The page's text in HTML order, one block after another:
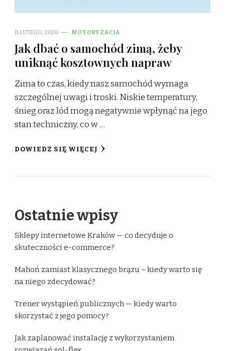
11 LUTEGO, 2026 MOTORYZACJA
Jak dbać o samochód zimą, żeby
uniknąć kosztownych napraw
Zima to czas, kiedy nasz samochód wymaga
szczególnej uwagi i troski. Niskie temperatury,
śnieg oraz lód mogą negatywnie wpłynąć na jego
stan techniczny, co w …
DOWIEDZ SIĘ WIĘCEJ
Ostatnie wpisy
Sklepy internetowe Kraków — co decyduje o
skuteczności e-commerce?
Mahoń zamiast klasycznego brązu – kiedy warto się
na niego zdecydować?
Trener wystąpień publicznych — kiedy warto
skorzystać z jego pomocy?
Jak zaplanować instalację z wykorzystaniem